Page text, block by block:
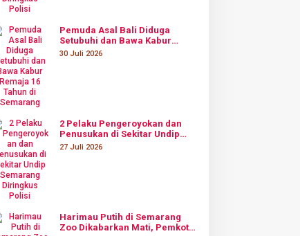
Pemuda Asal Bali Diduga
Setubuhi dan Bawa Kabur
Remaja 16 Tahun di Semarang
30 Juli 2026
2 Pelaku Pengeroyokan dan
Penusukan di Sekitar Undip
Semarang Diringkus Polisi
27 Juli 2026
Harimau Putih di Semarang
Zoo Dikabarkan Mati, Pemkot